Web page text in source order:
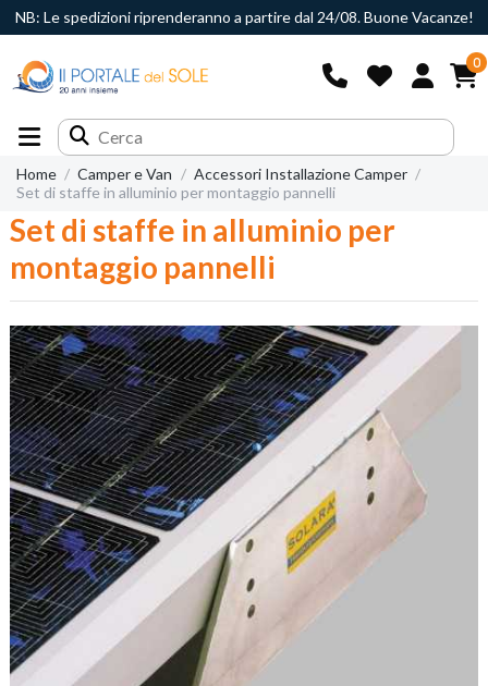
NB: Le spedizioni riprenderanno a partire dal 24/08. Buone Vacanze!
0
Home Camper e Van
Accessori Installazione Camper
Set di staffe in alluminio per montaggio pannelli
Set di staffe in alluminio per
montaggio pannelli